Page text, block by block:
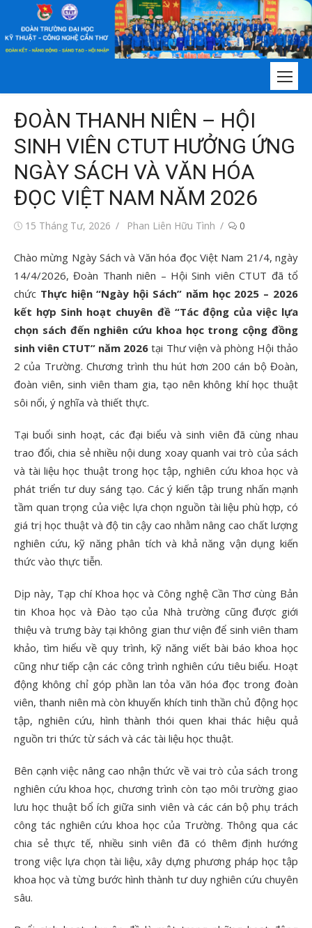
nội
ĐOÀN THANH NIÊN – HỘI
SINH VIÊN CTUT HƯỞNG ỨNG
NGÀY SÁCH VÀ VĂN HÓA
ĐỌC VIỆT NAM NĂM 2026
Đăng15 Tháng Tư, 2026
Tác
Phan Liên Hữu Tình 0
Chào mừng Ngày Sách và Văn hóa đọc Việt Nam 21/4, ngày
14/4/2026, Đoàn Thanh niên – Hội Sinh viên CTUT đã tổ
chức Thực hiện “Ngày hội Sách” năm học 2025 – 2026
kết hợp Sinh hoạt chuyên đề “Tác động của việc lựa
chọn sách đến nghiên cứu khoa học trong cộng đồng
sinh viên CTUT” năm 2026 tại Thư viện và phòng Hội thảo
2 của Trường. Chương trình thu hút hơn 200 cán bộ Đoàn,
đoàn viên, sinh viên tham gia, tạo nên không khí học thuật
sôi nổi, ý nghĩa và thiết thực.
Tại buổi sinh hoạt, các đại biểu và sinh viên đã cùng nhau
trao đổi, chia sẻ nhiều nội dung xoay quanh vai trò của sách
và tài liệu học thuật trong học tập, nghiên cứu khoa học và
phát triển tư duy sáng tạo. Các ý kiến tập trung nhấn mạnh
tầm quan trọng của việc lựa chọn nguồn tài liệu phù hợp, có
giá trị học thuật và độ tin cậy cao nhằm nâng cao chất lượng
nghiên cứu, kỹ năng phân tích và khả năng vận dụng kiến
thức vào thực tiễn.
Dịp này, Tạp chí Khoa học và Công nghệ Cần Thơ cùng Bản
tin Khoa học và Đào tạo của Nhà trường cũng được giới
thiệu và trưng bày tại không gian thư viện để sinh viên tham
khảo, tìm hiểu về quy trình, kỹ năng viết bài báo khoa học
cũng như tiếp cận các công trình nghiên cứu tiêu biểu. Hoạt
động không chỉ góp phần lan tỏa văn hóa đọc trong đoàn
viên, thanh niên mà còn khuyến khích tinh thần chủ động học
tập, nghiên cứu, hình thành thói quen khai thác hiệu quả
nguồn tri thức từ sách và các tài liệu học thuật.
Bên cạnh việc nâng cao nhận thức về vai trò của sách trong
nghiên cứu khoa học, chương trình còn tạo môi trường giao
lưu học thuật bổ ích giữa sinh viên và các cán bộ phụ trách
công tác nghiên cứu khoa học của Trường. Thông qua các
chia sẻ thực tế, nhiều sinh viên đã có thêm định hướng
trong việc lựa chọn tài liệu, xây dựng phương pháp học tập
khoa học và từng bước hình thành tư duy nghiên cứu chuyên
sâu.